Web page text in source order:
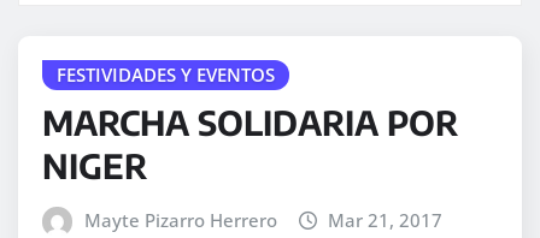
FESTIVIDADES Y EVENTOS
MARCHA SOLIDARIA POR
NIGER
Mayte Pizarro Herrero
Mar 21, 2017